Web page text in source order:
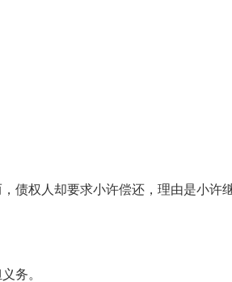
债权人却要求小许偿还，理由是小许
务。